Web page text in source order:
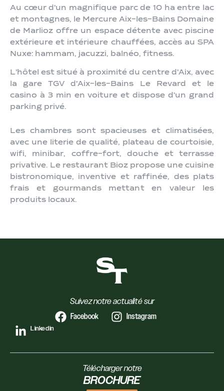
Au cœur d’un magnifique parc de 10 ha entre lac
et montagnes, le Mercure Aix-les-Bains Domaine
de Marlioz offre un espace détente avec piscine
extérieure et intérieure chauffées, accès au SPA
Nuxe : hammam, jacuzzi, balnéo, fitness.
L’hôtel est situé à proximité du centre d’Aix, avec
la gare TGV d’Aix-les-Bains Le Revard et le
casino à 3 min en voiture et dispose d’un grand
parking privé.
Les chambres sont spacieuses et climatisées,
avec une literie de qualité, plateau de courtoisie,
wifi, minibar, coffre-fort, douche et terrasse
privative. ​Le restaurant Bioz propose une cuisine
bistronomique, inventive et raffinée, des plats
frais et gourmands mettant en valeur les
produits locaux.
Suivez notre actualité sur
Facebook
Instagram
Linkedin
Télécharger notre
BROCHURE